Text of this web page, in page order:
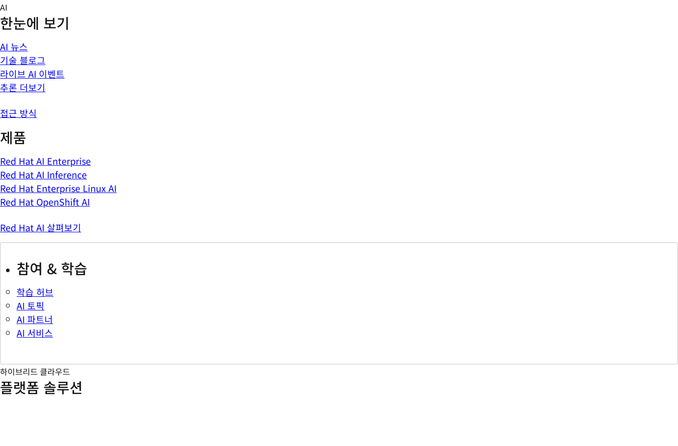
Skip
to
content
AI
한눈에 보기
AI 뉴스
기술 블로그
라이브 AI 이벤트
추론 더보기
접근 방식
제품
Red Hat AI Enterprise
Red Hat AI Inference
Red Hat Enterprise Linux AI
Red Hat OpenShift AI
Red Hat AI 살펴보기
참여 & 학습
학습 허브
AI 토픽
AI 파트너
AI 서비스
하이브리드 클라우드
플랫폼 솔루션